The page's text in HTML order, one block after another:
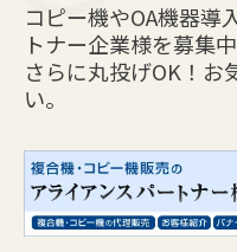
コピー機やOA機器導
トナー企業様を募集中
さらに丸投げOK！お
い。